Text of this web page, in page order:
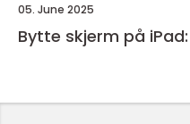
05. June 2025
Bytte skjerm på